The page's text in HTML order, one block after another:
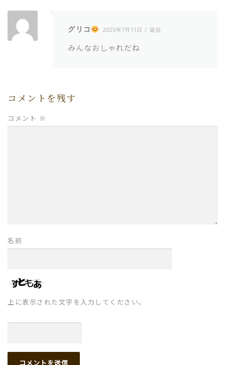
グリコ 2025年7月11日 返信
みんなおしゃれだね
コメントを残す
コメント ※
名前
上に表示された文字を入力してください。